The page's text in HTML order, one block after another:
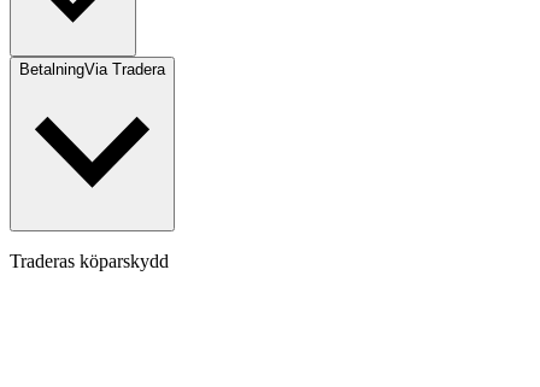
BetalningVia Tradera
Traderas köparskydd